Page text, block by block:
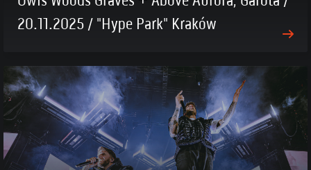
20.11.2025 / "Hype Park" Kraków